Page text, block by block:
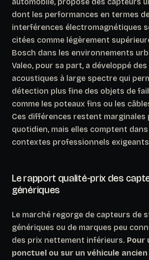
dont les performances en termes
interférences électromagnétiques
citées comme légèrement
Bosch dans les environnements
Valeo, pour sa part, a développé
acoustiques à large spectre qui
détection plus fine des objets de
comme les poteaux fins ou les
Ces différences restent marginales
quotidien, mais elles comptent
contextes professionnels
Le rapport qualité-prix des
génériques
Le marché regorge de capteurs de
génériques ou de marques peu
des prix nettement inférieurs. Pour
ponctuel ou sur un véhicule